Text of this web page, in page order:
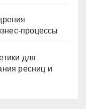
процессы
для
ресниц и